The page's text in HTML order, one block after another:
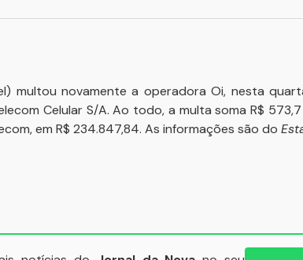
multou novamente a operadora Oi, nesta
Celular S/A. Ao todo, a multa soma R$
em R$ 234.847,84. As informações são do